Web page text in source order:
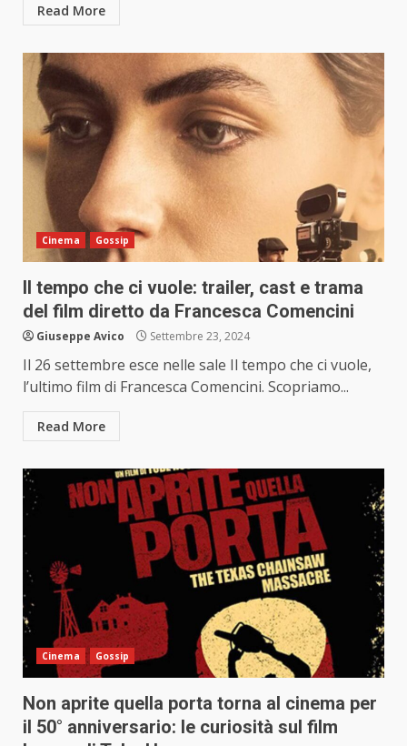
Read More
Cinema Gossip
Il tempo che ci vuole: trailer, cast e trama
del film diretto da Francesca Comencini
Giuseppe Avico Settembre 23, 2024
Il 26 settembre esce nelle sale Il tempo che ci vuole,
l’ultimo film di Francesca Comencini. Scopriamo...
Read More
Cinema Gossip
Non aprite quella porta torna al cinema per
il 50° anniversario: le curiosità sul film